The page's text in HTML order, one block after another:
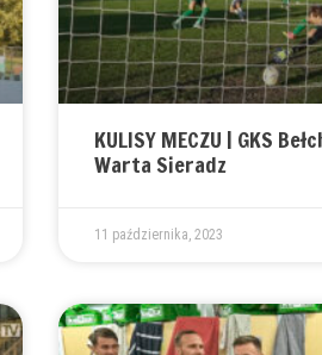
KULISY MECZU | GKS
Warta Sieradz
11 października, 2023